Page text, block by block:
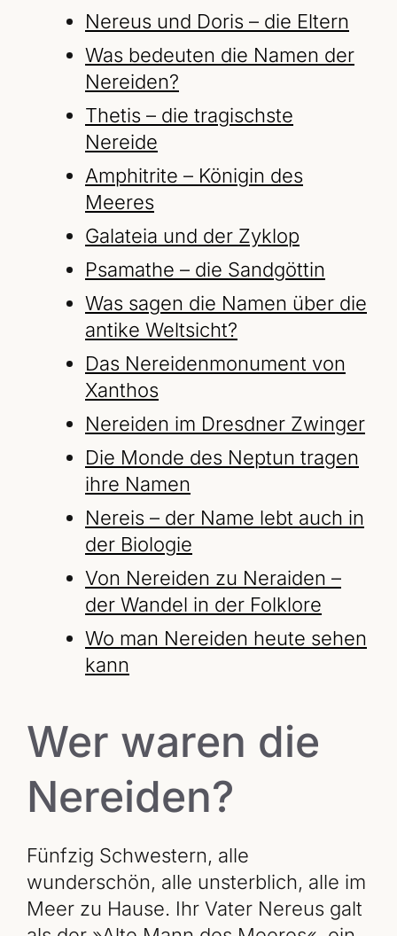
Nereus und Doris – die Eltern
Was bedeuten die Namen der
Nereiden?
Thetis – die tragischste
Nereide
Amphitrite – Königin des
Meeres
Galateia und der Zyklop
Psamathe – die Sandgöttin
Was sagen die Namen über die
antike Weltsicht?
Das Nereidenmonument von
Xanthos
Nereiden im Dresdner Zwinger
Die Monde des Neptun tragen
ihre Namen
Nereis – der Name lebt auch in
der Biologie
Von Nereiden zu Neraiden –
der Wandel in der Folklore
Wo man Nereiden heute sehen
kann
Wer waren die
Nereiden?
Fünfzig Schwestern, alle
wunderschön, alle unsterblich, alle im
Meer zu Hause. Ihr Vater Nereus galt